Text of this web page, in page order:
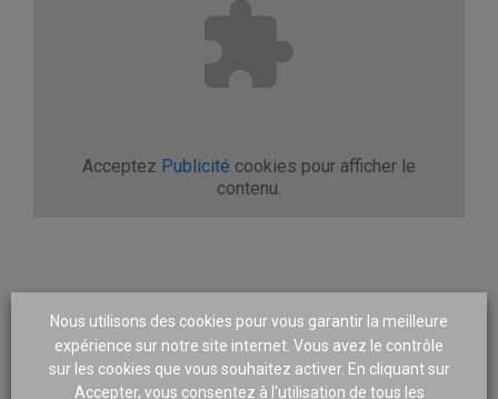
Acceptez Publicité cookies pour afficher le
contenu.
A PROPOS
Nous utilisons des cookies pour vous garantir la meilleure
expérience sur notre site internet. Vous avez le contrôle
sur les cookies que vous souhaitez activer. En cliquant sur
Accepter, vous consentez à l'utilisation de tous les